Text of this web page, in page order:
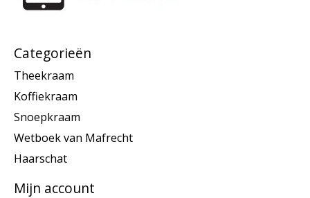
Categorieën
Theekraam
Koffiekraam
Snoepkraam
Wetboek van Mafrecht
Haarschat
Mijn account